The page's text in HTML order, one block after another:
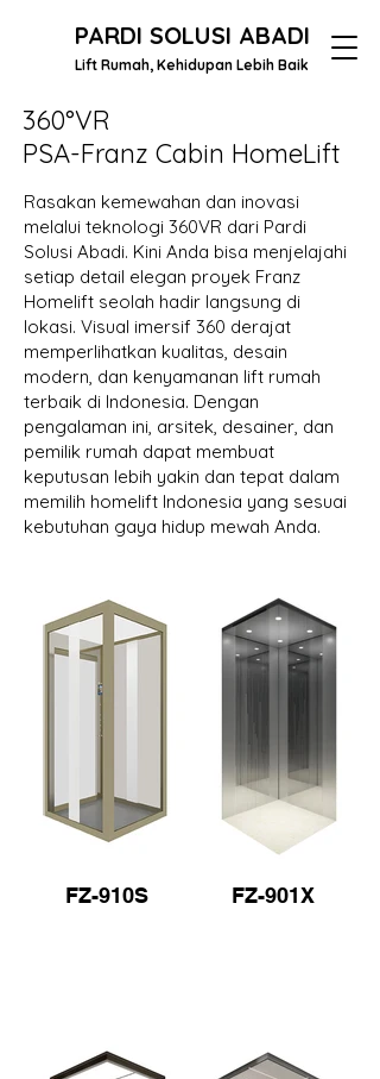
PARDI SOLUSI ABADI
Lift Rumah, Kehidupan Lebih Baik
360°VR
PSA-Franz Cabin HomeLift
Rasakan kemewahan dan inovasi
melalui teknologi 360VR dari Pardi
Solusi Abadi. Kini Anda bisa menjelajahi
setiap detail elegan proyek Franz
Homelift seolah hadir langsung di
lokasi. Visual imersif 360 derajat
memperlihatkan kualitas, desain
modern, dan kenyamanan lift rumah
terbaik di Indonesia. Dengan
pengalaman ini, arsitek, desainer, dan
pemilik rumah dapat membuat
keputusan lebih yakin dan tepat dalam
memilih homelift Indonesia yang sesuai
kebutuhan gaya hidup mewah Anda.
FZ-910S FZ-901X